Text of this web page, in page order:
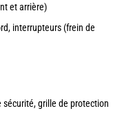
et arrière)
interrupteurs (frein de
grille de protection